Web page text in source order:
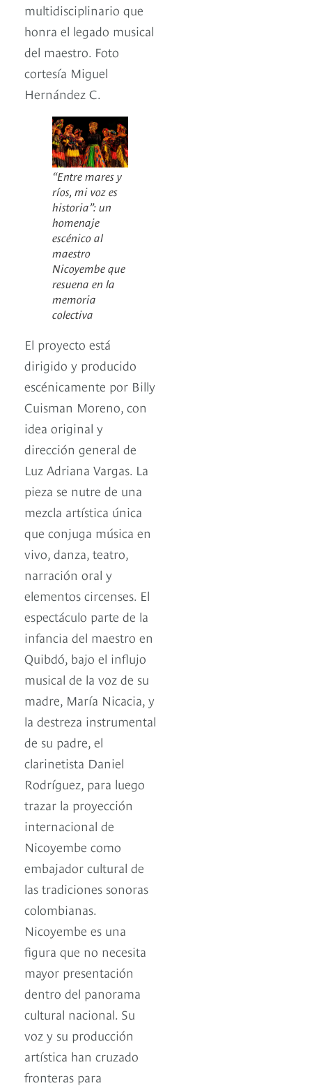
multidisciplinario que
honra el legado musical
del maestro. Foto
cortesía Miguel
Hernández C.
“Entre mares y
ríos, mi voz es
historia”: un
homenaje
escénico al
maestro
Nicoyembe que
resuena en la
memoria
colectiva
El proyecto está
dirigido y producido
escénicamente por Billy
Cuisman Moreno, con
idea original y
dirección general de
Luz Adriana Vargas. La
pieza se nutre de una
mezcla artística única
que conjuga música en
vivo, danza, teatro,
narración oral y
elementos circenses. El
espectáculo parte de la
infancia del maestro en
Quibdó, bajo el influjo
musical de la voz de su
madre, María Nicacia, y
la destreza instrumental
de su padre, el
clarinetista Daniel
Rodríguez, para luego
trazar la proyección
internacional de
Nicoyembe como
embajador cultural de
las tradiciones sonoras
colombianas.
Nicoyembe es una
figura que no necesita
mayor presentación
dentro del panorama
cultural nacional. Su
voz y su producción
artística han cruzado
fronteras para